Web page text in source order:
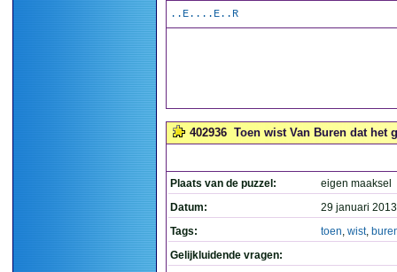
..E....E..R
402936 Toen wist Van Buren dat het
Plaats van de puzzel:
eigen maaksel
Datum:
29 januari
Tags:
toen, wist,
Gelijkluidende vragen: